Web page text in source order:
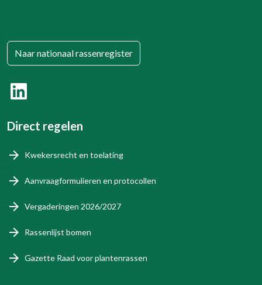
Naar nationaal rassenregister
Direct regelen
Kwekersrecht en toelating
Aanvraagformulieren en protocollen
Vergaderingen 2026/2027
Rassenlijst bomen
Gazette Raad voor plantenrassen